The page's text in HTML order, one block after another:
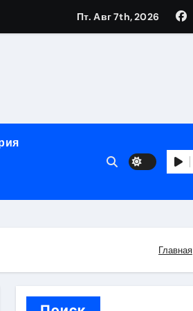
оформления сделки
Пт. Авг 7th, 2026
Главная